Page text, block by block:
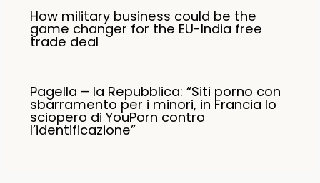
How military business could be the
game changer for the EU-India free
trade deal
Pagella – la Repubblica: “Siti porno con
sbarramento per i minori, in Francia lo
sciopero di YouPorn contro
l’identificazione”